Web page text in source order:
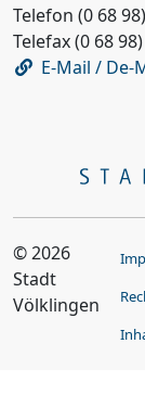
Telefon (0 68
Telefax (0 68
E-Mail / De-
© 2026
Stadt
Völklingen